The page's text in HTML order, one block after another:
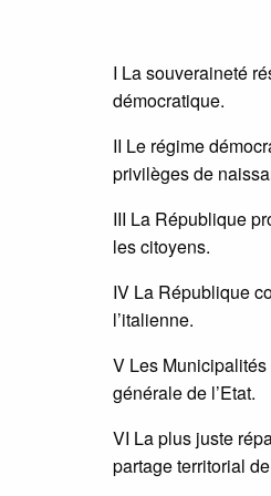
I La souveraineté
démocratique.
II Le régime
privilèges de
III La République
les citoyens.
IV La République
l’italienne.
V Les Municipalités
générale de l’Etat.
VI La plus juste
partage territorial